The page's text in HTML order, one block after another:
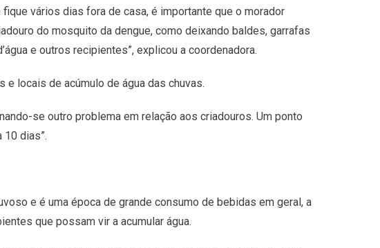
vários dias fora de casa, é importante que o morador
do mosquito da dengue, como deixando baldes, garrafas
e outros recipientes”, explicou a coordenadora.
locais de acúmulo de água das chuvas.
se outro problema em relação aos criadouros. Um ponto
dias”.
e é uma época de grande consumo de bebidas em geral, a
que possam vir a acumular água.